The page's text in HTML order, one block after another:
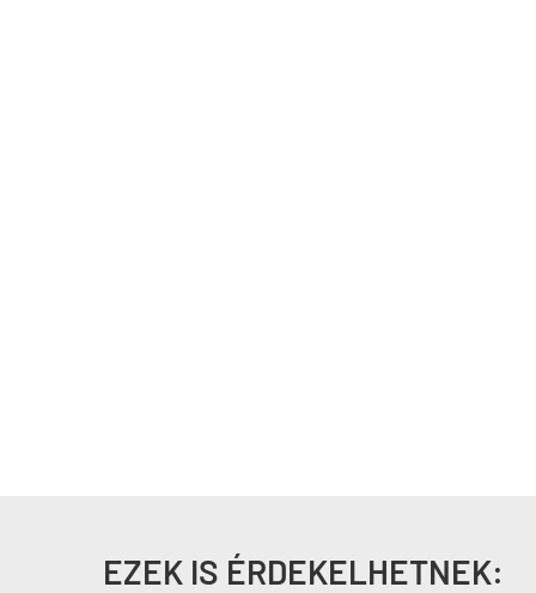
EZEK IS ÉRDEKELHETNEK: